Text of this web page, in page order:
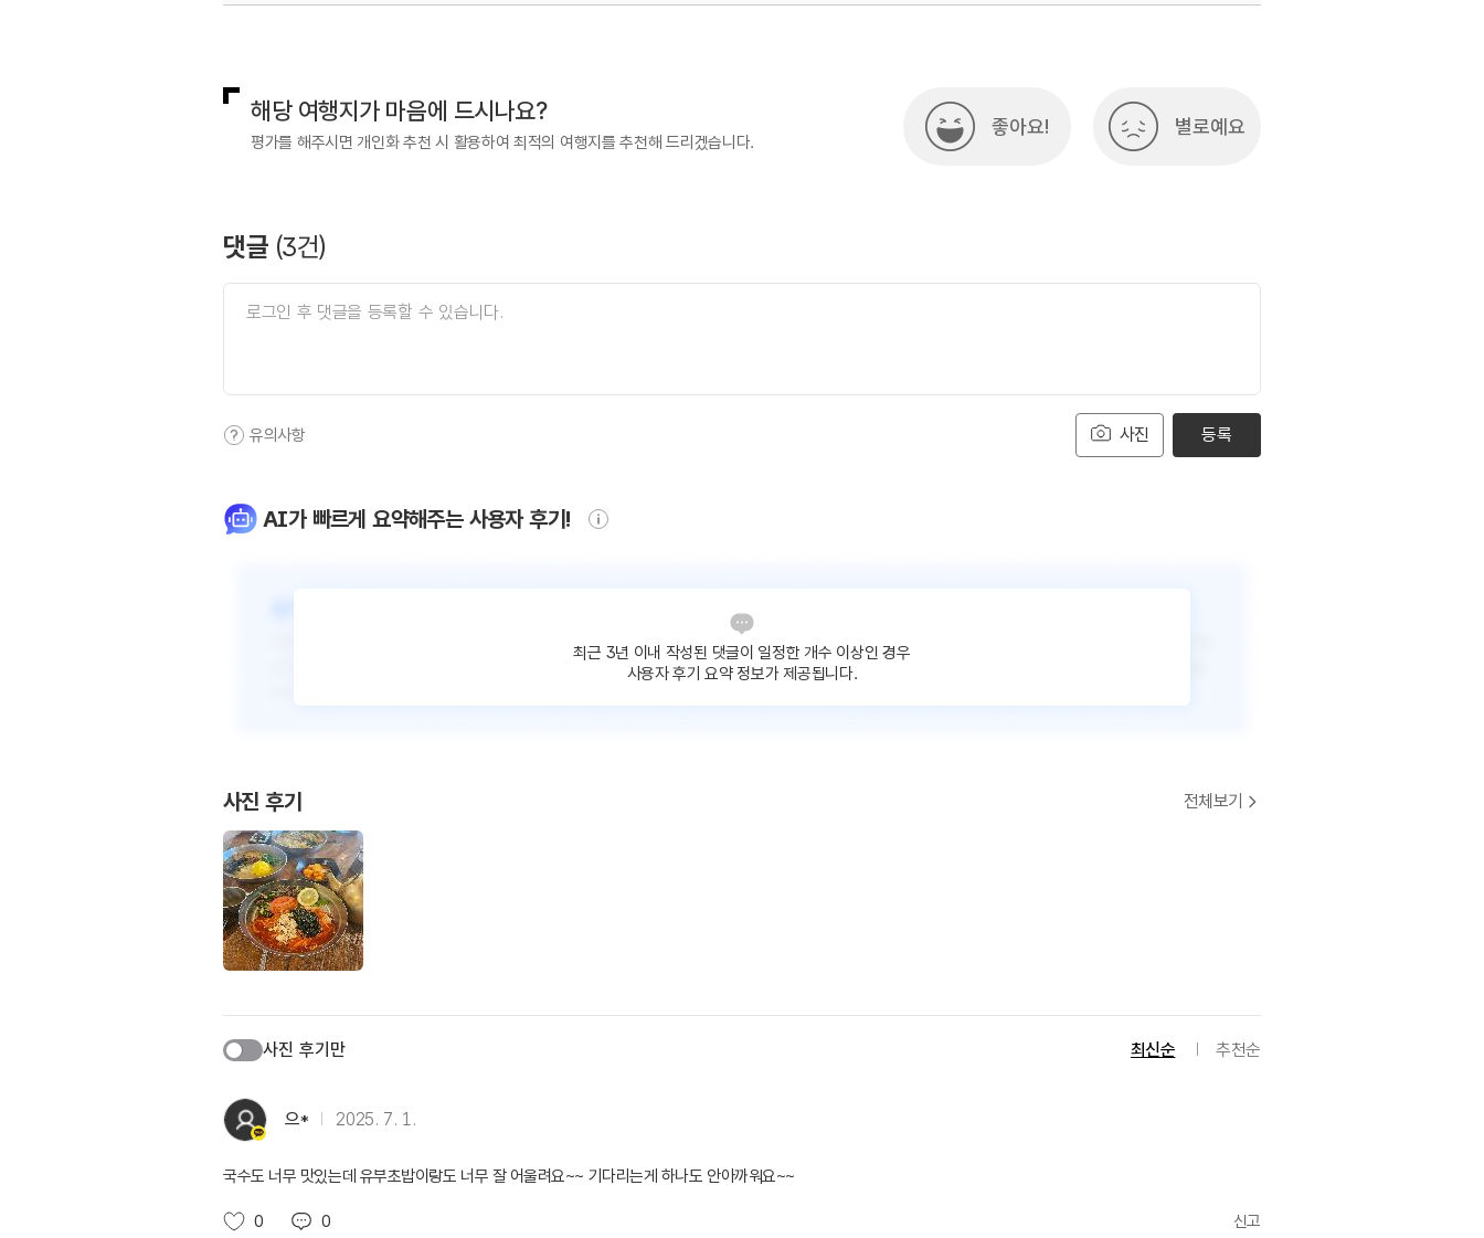
해당 여행지가 마음에 드시나요?
평가를 해주시면 개인화 추천 시 활용하여 최적의 여행지를 추천해 드리겠습니다.
좋아요! 별로예요
댓글 (3건)
사진
유의사항 등록
AI가 빠르게 요약해주는 사용자 후기!
최근 3년 이내 작성된 댓글이 일정한 개수 이상인 경우
사용자 후기 요약 정보가 제공됩니다.
사진 후기 전체보기
사진 후기만 최신순 추천순
으* 2025. 7. 1.
국수도 너무 맛있는데 유부초밥이랑도 너무 잘 어울려요~~ 기다리는게 하나도 안아까워요~~
0 0 신고